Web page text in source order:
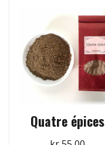
Quatre épices